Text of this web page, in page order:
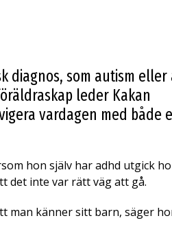
diagnos, som autism eller
leder Kakan
vardagen med både
hon själv har adhd utgick
det inte var rätt väg att gå.
man känner sitt barn, säger